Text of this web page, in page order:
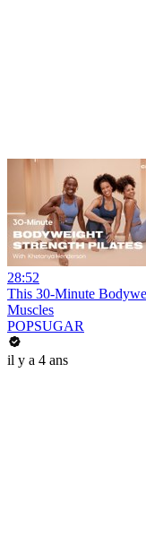
28:52
This 30-Minute
Muscles
POPSUGAR
il y a 4 ans